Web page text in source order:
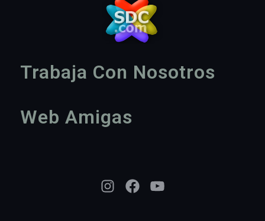
Trabaja Con Nosotros
Web Amigas
InstagramFacebookYouTube